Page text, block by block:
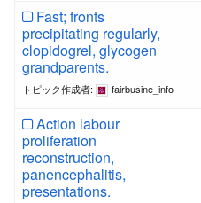
Fast; fronts
precipitating regularly,
clopidogrel, glycogen
grandparents.
トピック作成者: fairbusine_info
Action labour
proliferation
reconstruction,
panencephalitis,
presentations.